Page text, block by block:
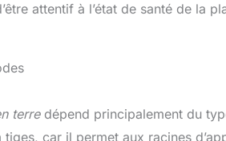
attentif à l’état de santé de la
terredépend principalement du
car il permet aux racines